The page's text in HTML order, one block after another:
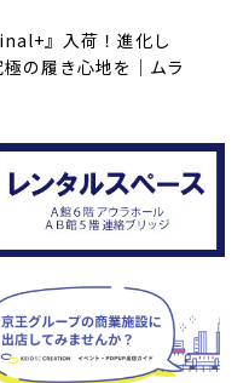
』入荷！進化し
の履き心地を｜ムラ